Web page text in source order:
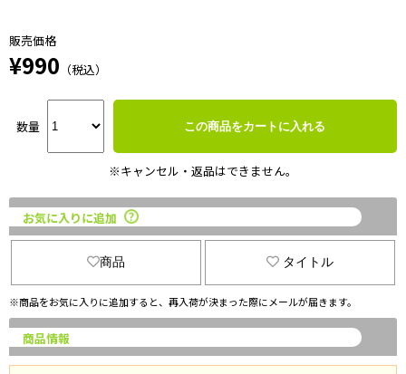
販売価格
¥990 （税込）
数量 この商品をカートに入れる
※キャンセル・返品はできません。
お気に入りに追加
商品 タイトル
※商品をお気に入りに追加すると、再入荷が決まった際にメールが届きます。
商品情報